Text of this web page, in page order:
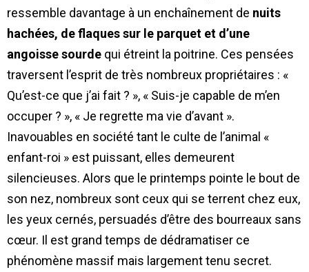
ressemble davantage à un enchaînement de nuits
hachées, de flaques sur le parquet et d’une
angoisse sourde qui étreint la poitrine. Ces pensées
traversent l’esprit de très nombreux propriétaires : «
Qu’est-ce que j’ai fait ? », « Suis-je capable de m’en
occuper ? », « Je regrette ma vie d’avant ».
Inavouables en société tant le culte de l’animal «
enfant-roi » est puissant, elles demeurent
silencieuses. Alors que le printemps pointe le bout de
son nez, nombreux sont ceux qui se terrent chez eux,
les yeux cernés, persuadés d’être des bourreaux sans
cœur. Il est grand temps de dédramatiser ce
phénomène massif mais largement tenu secret.